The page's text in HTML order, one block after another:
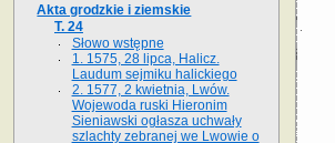
Akta grodzkie i ziemskie
T. 24
Słowo wstępne
1. 1575, 28 lipca, Halicz.
Laudum sejmiku halickiego
2. 1577, 2 kwietnia, Lwów.
Wojewoda ruski Hieronim
Sieniawski ogłasza uchwały
szlachty zebranej we Lwowie o